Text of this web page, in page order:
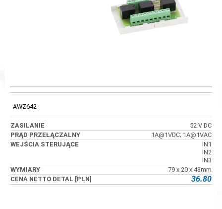
PRĄD
PRZEŁĄCZALNY
WEJŚCIA
STERUJĄCE
AWZ642
52 V DC
1A@1VDC; 1A@1VAC
IN1
IN2
IN3
79 x 20 x 43mm
36.80